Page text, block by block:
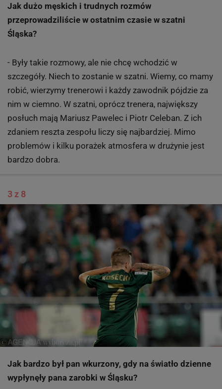
Jak dużo męskich i trudnych rozmów
przeprowadziliście w ostatnim czasie w szatni
Śląska?
- Były takie rozmowy, ale nie chcę wchodzić w
szczegóły. Niech to zostanie w szatni. Wiemy, co mamy
robić, wierzymy trenerowi i każdy zawodnik pójdzie za
nim w ciemno. W szatni, oprócz trenera, największy
posłuch mają Mariusz Pawelec i Piotr Celeban. Z ich
zdaniem reszta zespołu liczy się najbardziej. Mimo
problemów i kilku porażek atmosfera w drużynie jest
bardzo dobra.
3 z 8
Jak bardzo był pan wkurzony, gdy na światło dzienne
wypłynęły pana zarobki w Śląsku?